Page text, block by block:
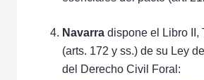
Navarra dispone el Libro II,
(arts. 172 y ss.) de su Ley
del Derecho Civil Foral: